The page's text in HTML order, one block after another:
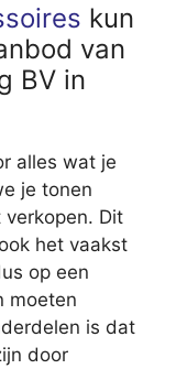
kun
van
BV in
alles wat je
je tonen
Dit
het vaakst
op een
moeten
is dat
door